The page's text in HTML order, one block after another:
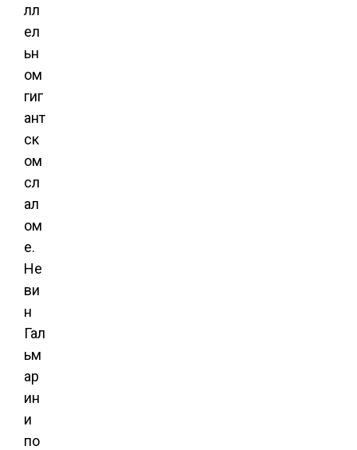
лл
ел
ьн
ом
гиг
ант
ск
ом
сл
ал
ом
е.
Не
ви
н
Гал
ьм
ар
ин
и
по